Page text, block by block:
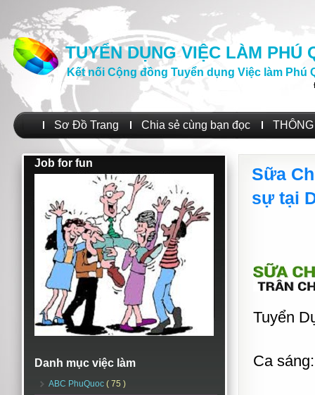
TUYỂN DỤNG VIỆC LÀM PHÚ
Kết nối Cộng đồng Tuyển dụng Việc làm Phú
Sơ Đồ Trang Chia sẻ cùng bạn đọc
Job for fun
Danh mục việc làm
ABC PhuQuoc ( 75 )
Sữa
sự tại
Tuyển
Ca